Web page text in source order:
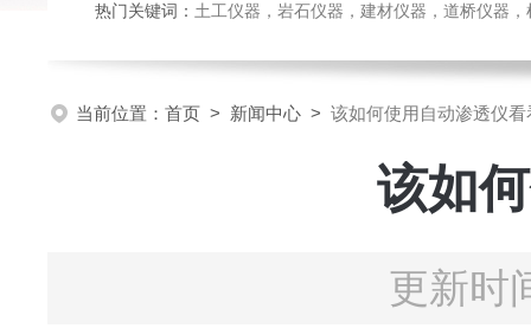
热门关键词： 土工仪器，岩石仪器，建材仪器，道桥仪器，检测
当前位置： 首页 > 新闻中心 > 该如何使用自动渗透仪看
该如
更新时